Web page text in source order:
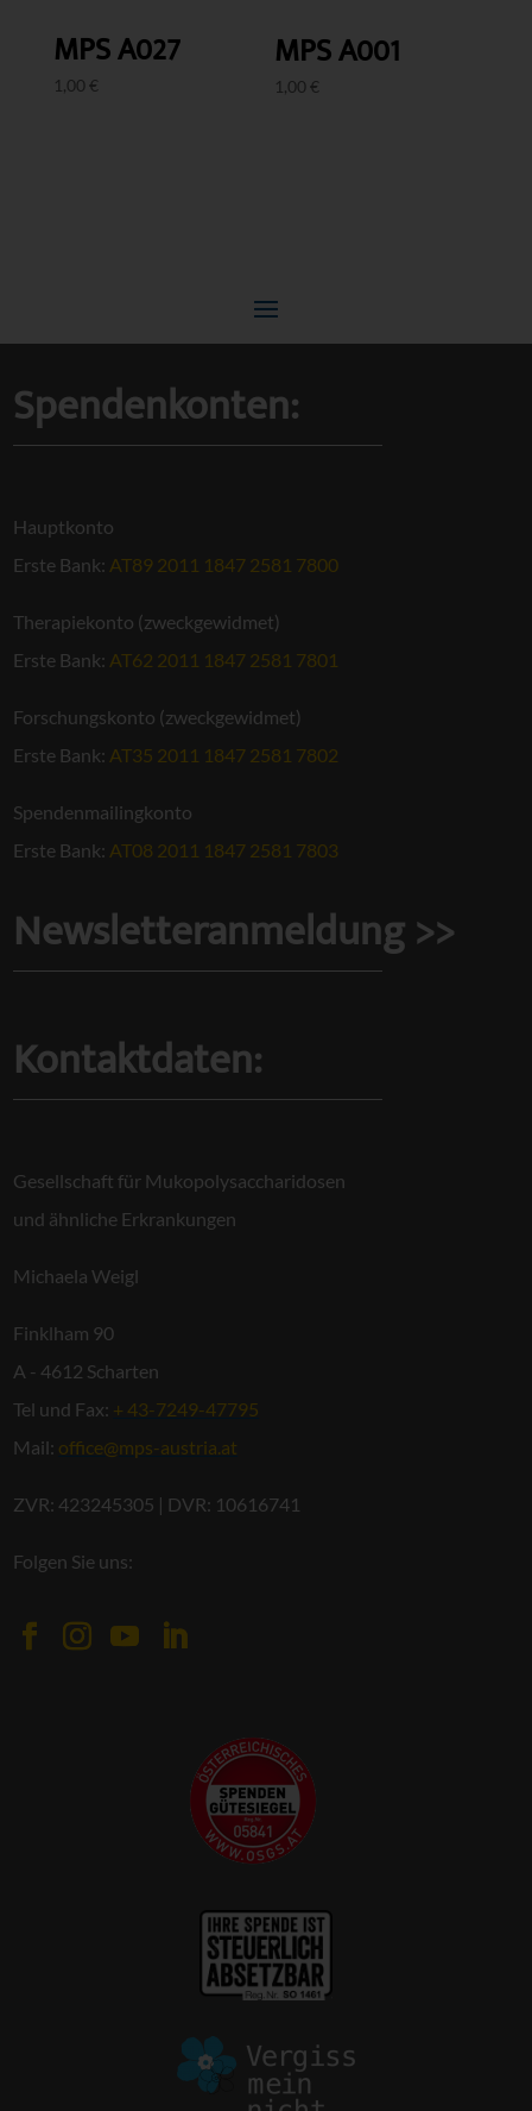
MPS A027
1,00 €
MPS A001
1,00 €
Spendenkonten:
Hauptkonto
Erste Bank: AT89 2011 1847 2581 7800
Therapiekonto (zweckgewidmet)
Erste Bank: AT62 2011 1847 2581 7801
Forschungskonto (zweckgewidmet)
Erste Bank: AT35 2011 1847 2581 7802
Spendenmailingkonto
Erste Bank: AT08 2011 1847 2581 7803
Newsletteranmeldung >>
Kontaktdaten:
Gesellschaft für Mukopolysaccharidosen
und ähnliche Erkrankungen
Michaela Weigl
Finklham 90
A - 4612 Scharten
Tel und Fax: + 43-7249-47795
Mail: office@mps-austria.at
ZVR: 423245305 | DVR: 10616741
Folgen Sie uns: